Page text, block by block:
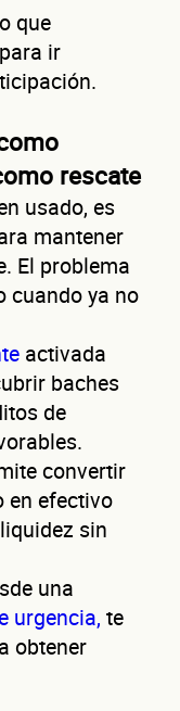
que
ir
rescate
usado, es
mantener
El problema
cuando ya no
activada
baches
de
convertir
en efectivo
sin
una
urgencia, te
obtener